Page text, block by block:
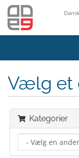
Vælg et
Kategorier